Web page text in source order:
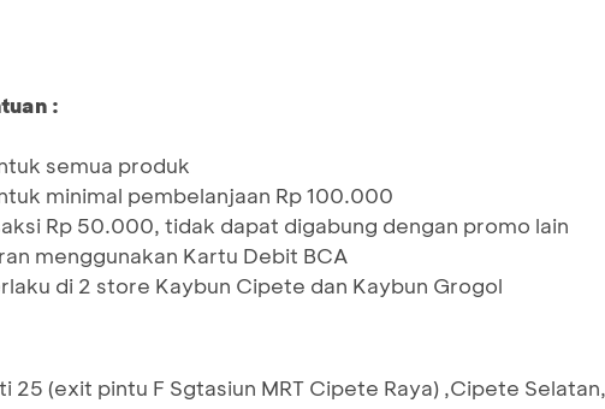
:
semua produk
minimal pembelanjaan Rp 100.000
Rp 50.000, tidak dapat digabung dengan promo lain
menggunakan Kartu Debit BCA
di 2 store Kaybun Cipete dan Kaybun Grogol
25 (exit pintu F Sgtasiun MRT Cipete Raya) ,Cipete